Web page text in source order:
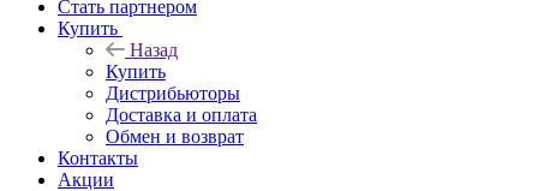
Стать партнером
Купить
Назад
Купить
Дистрибьюторы
Доставка и оплата
Обмен и возврат
Контакты
Акции